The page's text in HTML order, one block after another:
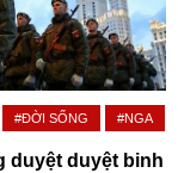
#ĐỜI SỐNG #NGA
duyệt duyệt binh